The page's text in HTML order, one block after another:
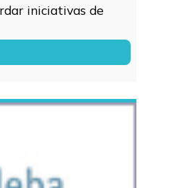
iniciativas de